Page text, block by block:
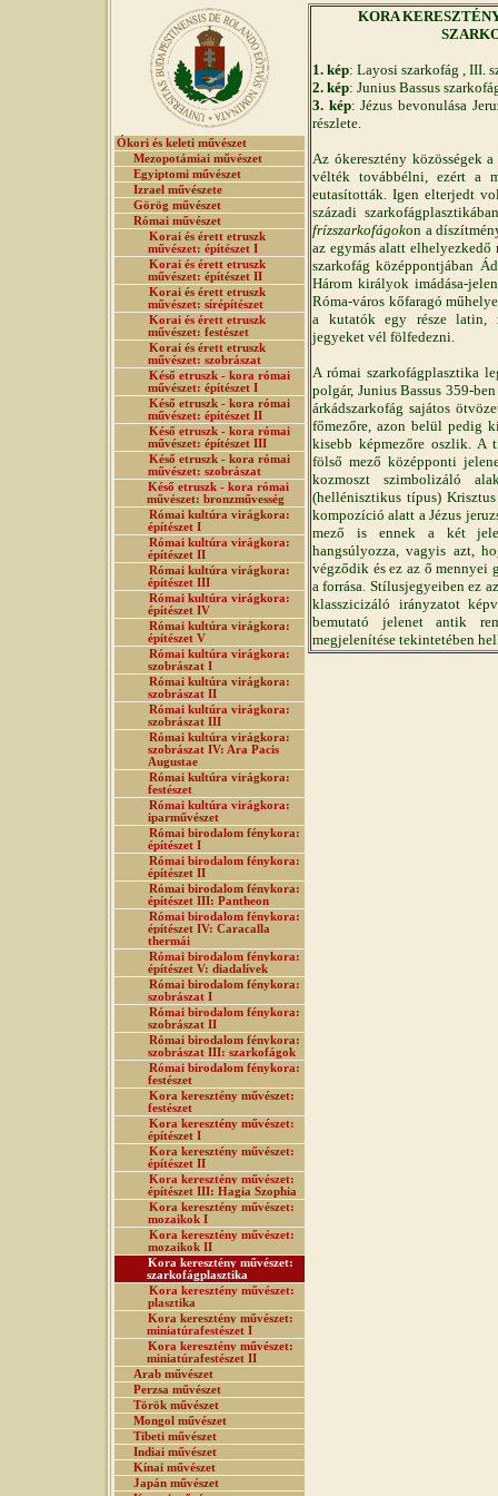
Ókori és keleti művészet
Mezopotámiai művészet
Egyiptomi művészet
Izrael művészete
Görög művészet
Római művészet
Korai és érett etruszk
művészet: építészet I
Korai és érett etruszk
művészet: építészet II
Korai és érett etruszk
művészet: sírépítészet
Korai és érett etruszk
művészet: festészet
Korai és érett etruszk
művészet: szobrászat
Késő etruszk - kora római
művészet: építészet I
Késő etruszk - kora római
művészet: építészet II
Késő etruszk - kora római
művészet: építészet III
Késő etruszk - kora római
művészet: szobrászat
Késő etruszk - kora római
művészet: bronzművesség
Római kultúra virágkora:
építészet I
Római kultúra virágkora:
építészet II
Római kultúra virágkora:
építészet III
Római kultúra virágkora:
építészet IV
Római kultúra virágkora:
építészet V
Római kultúra virágkora:
szobrászat I
Római kultúra virágkora:
szobrászat II
Római kultúra virágkora:
szobrászat III
Római kultúra virágkora:
szobrászat IV: Ara Pacis
Augustae
Római kultúra virágkora:
festészet
Római kultúra virágkora:
iparművészet
Római birodalom fénykora:
építészet I
Római birodalom fénykora:
építészet II
Római birodalom fénykora:
építészet III: Pantheon
Római birodalom fénykora:
építészet IV: Caracalla
thermái
Római birodalom fénykora:
építészet V: diadalívek
Római birodalom fénykora:
szobrászat I
Római birodalom fénykora:
szobrászat II
Római birodalom fénykora:
szobrászat III: szarkofágok
Római birodalom fénykora:
festészet
Kora keresztény művészet:
festészet
Kora keresztény művészet:
építészet I
Kora keresztény művészet:
építészet II
Kora keresztény művészet:
építészet III: Hagia Szophia
Kora keresztény művészet:
mozaikok I
Kora keresztény művészet:
mozaikok II
Kora keresztény művészet:
szarkofágplasztika
Kora keresztény művészet:
plasztika
Kora keresztény művészet:
miniatúrafestészet I
Kora keresztény művészet:
miniatúrafestészet II
Arab művészet
Perzsa művészet
Török művészet
Mongol művészet
Tibeti művészet
Indiai művészet
Kínai művészet
Japán művészet
KORA
1. kép: Layosi szarkofág , III.
2. kép: Junius Bassus
3. kép: Jézus bevonulása
részlete.
Az ókeresztény közösségek
vélték továbbélni, ezért a
eutasították. Igen elterjedt
századi
frízszarkofágokon a
az egymás alatt
szarkofág középpontjában
Három királyok imádása-
Róma-város kőfaragó
a kutatók egy része latin,
jegyeket vél fölfedezni.
A római szarkofágplasztika
polgár, Junius Bassus 359-
árkádszarkofág sajátos
főmezőre, azon belül pedig
kisebb képmezőre oszlik.
fölső mező középponti
kozmoszt szimbolizáló
(hellénisztikus típus)
kompozíció alatt a Jézus
mező is ennek a két
hangsúlyozza, vagyis azt,
végződik és ez az ő mennyei
a forrása. Stílusjegyeiben ez
klasszicizáló irányzatot
bemutató jelenet antik
megjelenítése tekintetében